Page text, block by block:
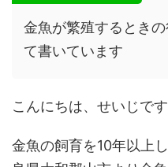
金魚が繁殖するとき
て書いています
こんにちは、せいじです
金魚の飼育を10年以上